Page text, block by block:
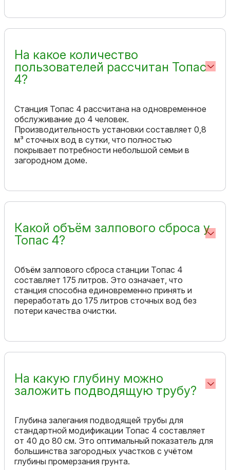
На какое количество
пользователей рассчитан Топас
4?
Станция Топас 4 рассчитана на одновременное
обслуживание до 4 человек.
Производительность установки составляет 0,8
м³ сточных вод в сутки, что полностью
покрывает потребности небольшой семьи в
загородном доме.
Какой объём залпового сброса у
Топас 4?
Объём залпового сброса станции Топас 4
составляет 175 литров. Это означает, что
станция способна единовременно принять и
переработать до 175 литров сточных вод без
потери качества очистки.
На какую глубину можно
заложить подводящую трубу?
Глубина залегания подводящей трубы для
стандартной модификации Топас 4 составляет
от 40 до 80 см. Это оптимальный показатель для
большинства загородных участков с учётом
глубины промерзания грунта.